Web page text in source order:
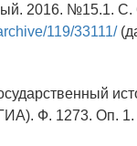
2016. №15.1. С.
119/33111/
Ф. 1273. Оп.